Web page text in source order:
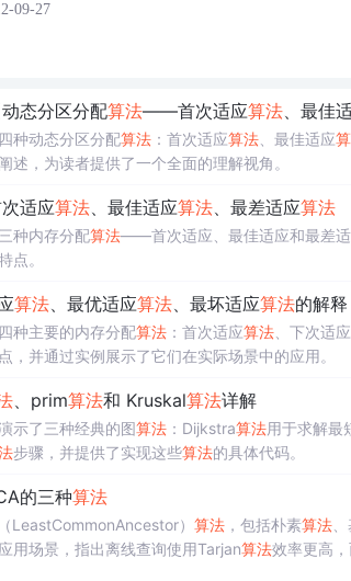
09-27
态分区分配算法——首次适应算法、最佳
种动态分区分配算法：首次适应算法、最佳适应
述，为读者提供了一个全面的理解视角。
适应算法、最佳适应算法、最差适应算法
种内存分配算法——首次适应、最佳适应和最差
点。
算法、最优适应算法、最坏适应算法的解释
种主要的内存分配算法：首次适应算法、下次适应
，并通过实例展示了它们在实际场景中的应用。
、prim算法和 Kruskal算法详解
示了三种经典的图算法：Dijkstra算法用于求解最
步骤，并提供了实现这些算法的具体代码。
的三种算法
LeastCommonAncestor） 算法，包括朴素算法、
用场景，指出离线查询使用Tarjan算法效率更高